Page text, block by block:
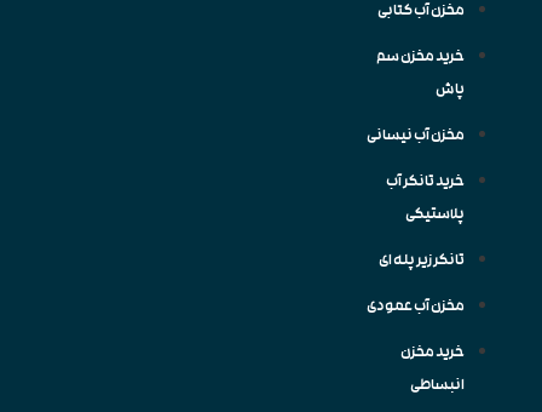
مخزن آب کتابی
خرید مخزن سم
مخزن آب نیسانی
خرید تانکر آب
پلاستیکی
تانکر زیر پله ای
مخزن آب عمودی
خرید مخزن
انبساطی